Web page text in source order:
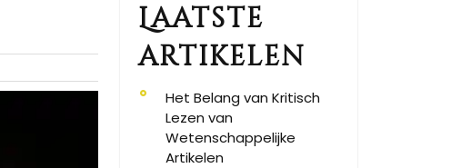
Laatste
artikelen
Het Belang van Kritisch
Lezen van
Wetenschappelijke
Artikelen